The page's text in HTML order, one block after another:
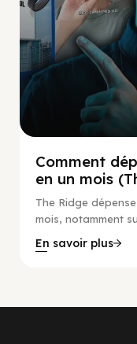
Comment
en un mois
The Ridge
mois, notamment
En savoir plus